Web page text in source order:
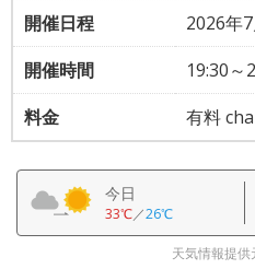
開催日程
2026年
開催時間
19:30～
料金
有料
今日
33℃／26℃
天気情報提